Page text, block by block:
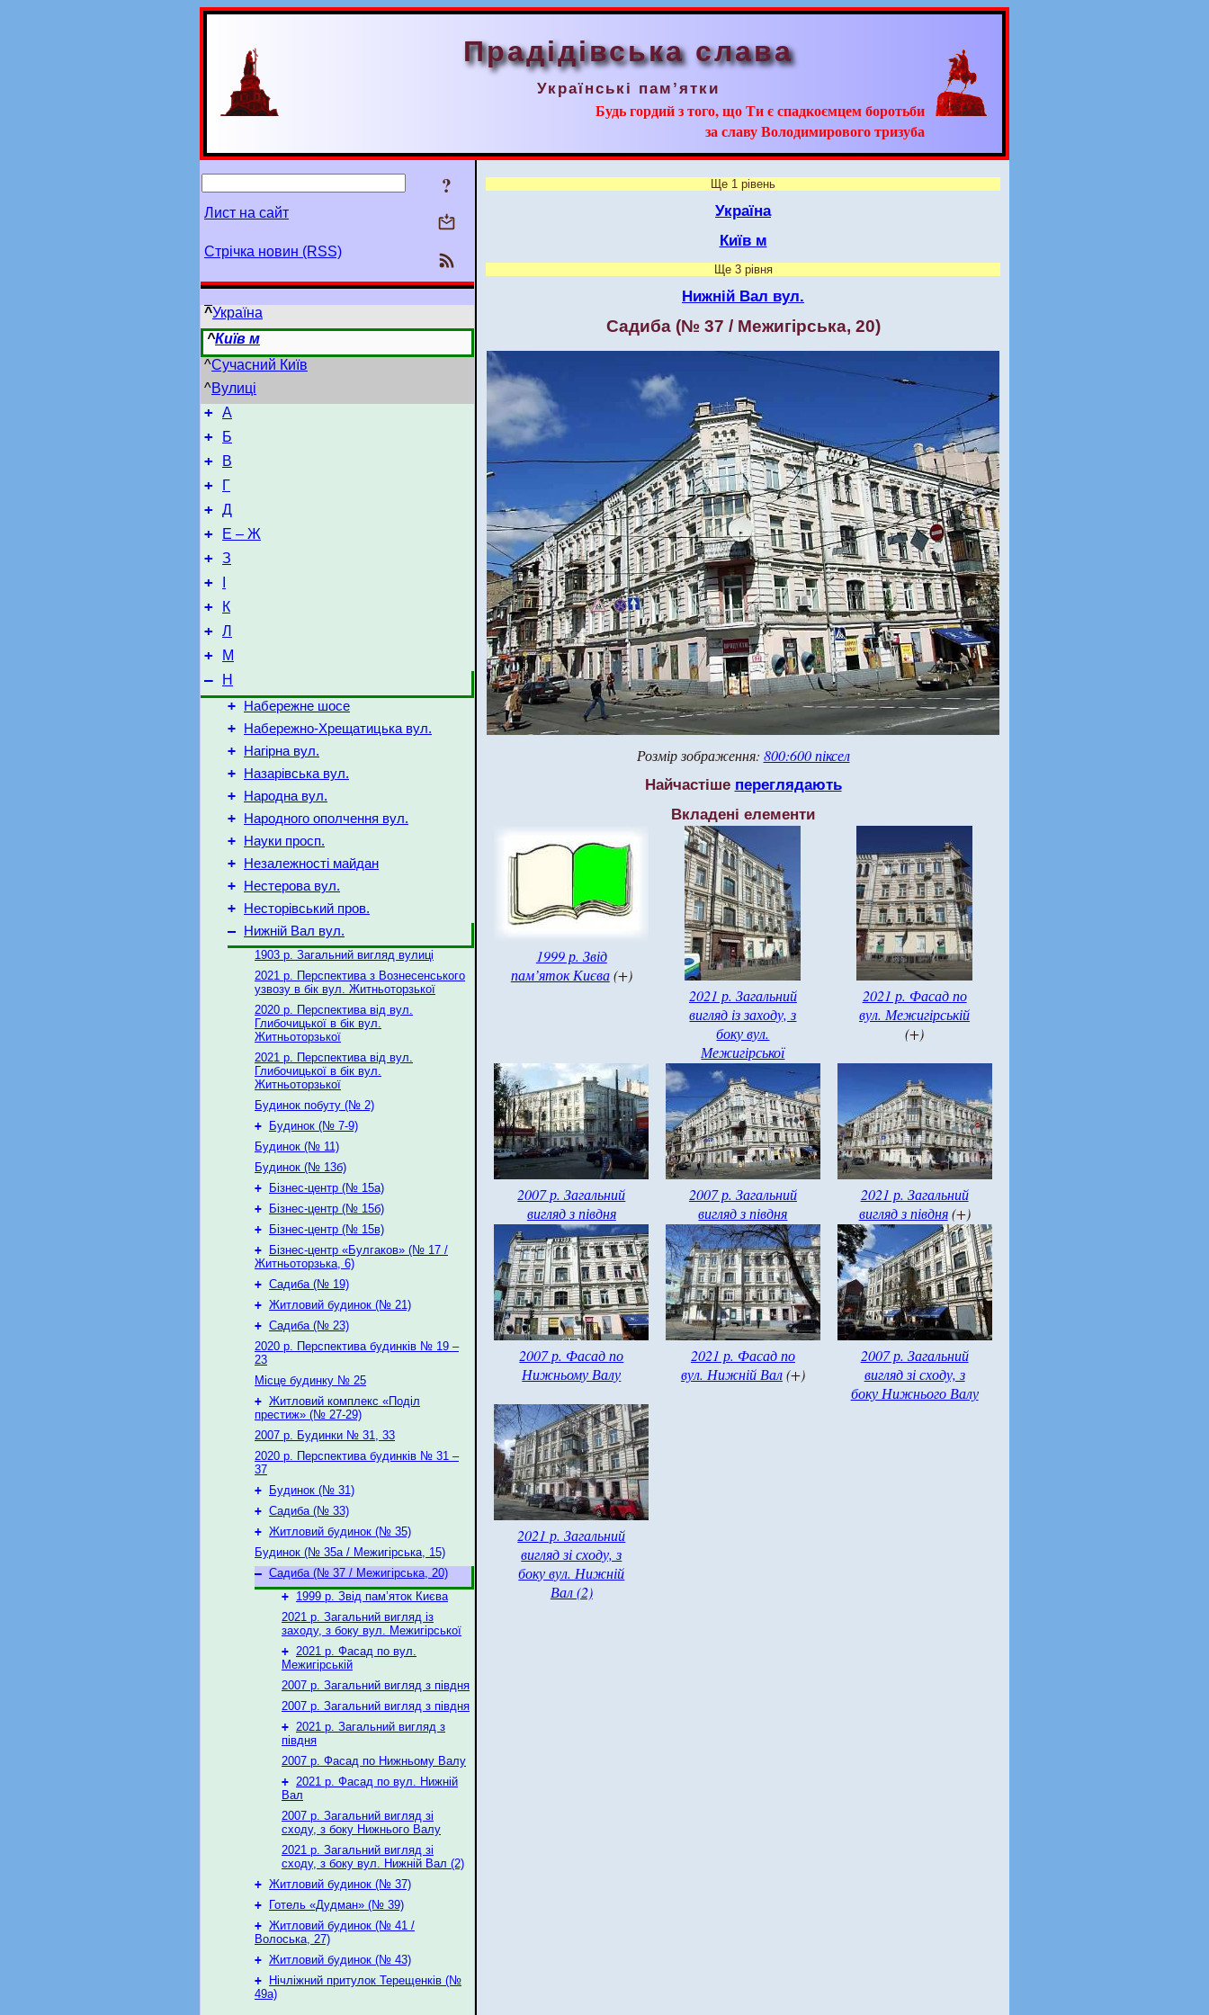
Прадідівська слава
Українські пам’ятки
Будь гордий з того, що Ти є спадкоємцем боротьби
за славу Володимирового тризуба
?
Лист на сайт
Стрічка новин (RSS)
^Україна
^Київ м
^Сучасний Київ
^Вулиці
+ А
+ Б
+ В
+ Г
+ Д
+ Е – Ж
+ З
+
+ К
+ Л
+ М
–
Н
+
Набережне шосе
+ Набережно-Хрещатицька вул.
+ Нагірна вул.
+ Назарівська вул.
+ Народна вул.
+ Народного ополчення вул.
+ Науки просп.
+ Незалежності майдан
+ Нестерова вул.
+ Несторівський пров.
– Нижній Вал вул.
1903 р. Загальний вигляд вулиці
2021 р. Перспектива з Вознесенського
узвозу в бік вул. Житньоторзької
2020 р. Перспектива від вул.
Глибочицької в бік вул.
Житньоторзької
2021 р. Перспектива від вул.
Глибочицької в бік вул.
Житньоторзької
Будинок побуту (№ 2)
+
Будинок (№ 7-9)
Будинок (№ 11)
Будинок (№ 13б)
+
Бізнес-центр (№ 15а)
+
Бізнес-центр (№ 15б)
+
Бізнес-центр (№ 15в)
+
Бізнес-центр «Булгаков» (№ 17 /
Житньоторзька, 6)
+ Садиба (№ 19)
+ Житловий будинок (№ 21)
+ Садиба (№ 23)
2020 р. Перспектива будинків № 19 –
23
Місце будинку № 25
+ Житловий комплекс «Поділ
престиж» (№ 27-29)
2007 р. Будинки № 31, 33
2020 р. Перспектива будинків № 31 –
37
+
Будинок (№ 31)
+ Садиба (№ 33)
+ Житловий будинок (№ 35)
Будинок (№ 35а / Межигірська, 15)
– Садиба (№ 37 / Межигірська, 20)
+ 1999 р. Звід пам’яток Києва
2021 р. Загальний вигляд із
заходу, з боку вул. Межигірської
+ 2021 р. Фасад по вул.
Межигірській
2007 р. Загальний вигляд з півдня
2007 р. Загальний вигляд з півдня
+ 2021 р. Загальний вигляд з
півдня
2007 р. Фасад по Нижньому Валу
+ 2021 р. Фасад по вул. Нижній
Вал
2007 р. Загальний вигляд зі
сходу, з боку Нижнього Валу
2021 р. Загальний вигляд зі
сходу, з боку вул. Нижній Вал (2)
+ Житловий будинок (№ 37)
+
Готель «Дудман» (№ 39)
+ Житловий будинок (№ 41 /
Волоська, 27)
+ Житловий будинок (№ 43)
+
Нічліжний притулок Терещенків (№
49а)
Ще 1 рівень
Україна
Київ м
Ще 3 рівня
Нижній Вал вул.
Садиба (№ 37 / Межигірська, 20)
Розмір зображення: 800:600 піксел
Найчастіше переглядають
Вкладені елементи
1999 р. Звід
пам’яток Києва(+)
2021 р. Загальний
вигляд із заходу, з
боку вул.
Межигірської
2021 р. Фасад по
вул. Межигірській
(+)
2007 р. Загальний
вигляд з півдня
2007 р. Загальний
вигляд з півдня
2021 р. Загальний
вигляд з півдня(+)
2007 р. Фасад по
Нижньому Валу
2021 р. Фасад по
вул. Нижній Вал(+)
2007 р. Загальний
вигляд зі сходу, з
боку Нижнього Валу
2021 р. Загальний
вигляд зі сходу, з
боку вул. Нижній
Вал (2)